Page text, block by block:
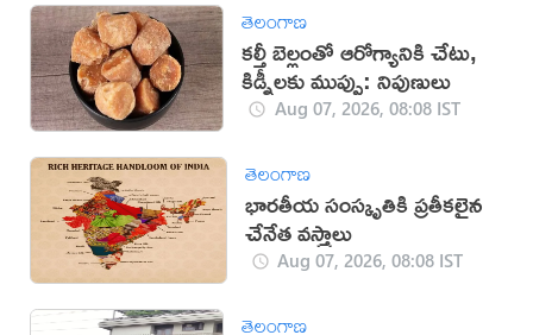
తెలంగాణ
కల్తీ బెల్లంతో ఆరోగ్యానికి చేటు,
కిడ్నీలకు ముప్పు: నిపుణులు
Aug 07, 2026, 08:08 IST
తెలంగాణ
భారతీయ సంస్కృతికి ప్రతీకలైన
చేనేత వస్త్రాలు
Aug 07, 2026, 08:08 IST
తెలంగాణ